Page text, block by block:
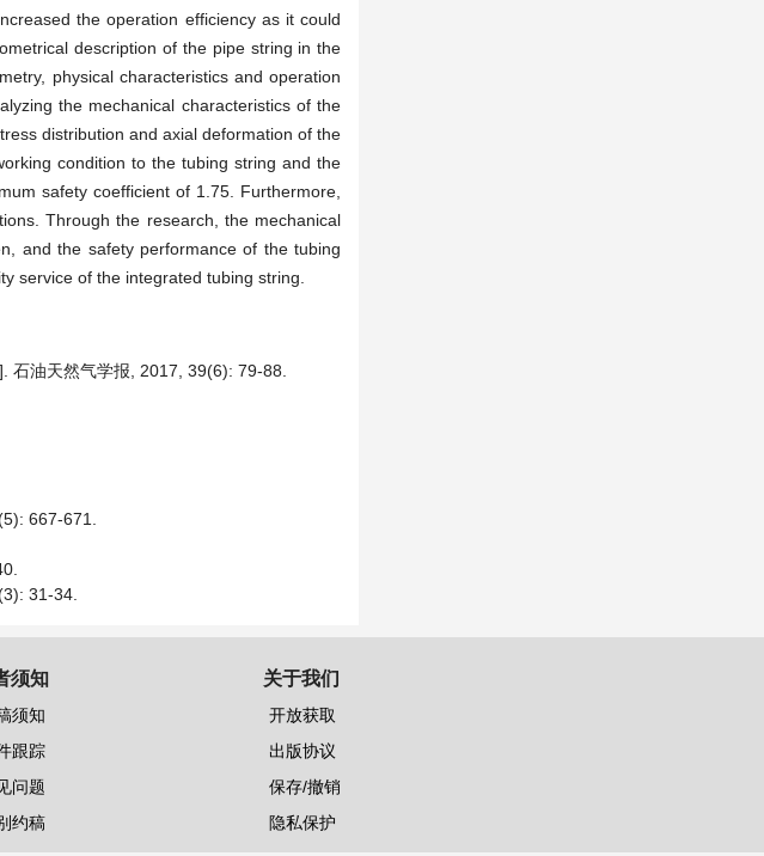
the operation efficiency as it could
description of the pipe string in the
physical characteristics and operation
the mechanical characteristics of the
distribution and axial deformation of the
condition to the tubing string and the
safety coefficient of 1.75. Furthermore,
Through the research, the mechanical
and the safety performance of the tubing
service of the integrated tubing string.
石油天然气学报, 2017, 39(6): 79-88.
667-671.
31-34.
须知
须知
跟踪
问题
约稿
关于我们
开放获取
出版协议
保存/撤销
隐私保护